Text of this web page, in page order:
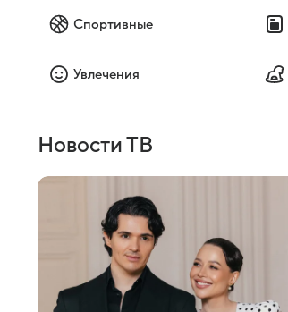
Спортивные
Увлечения
Новости ТВ